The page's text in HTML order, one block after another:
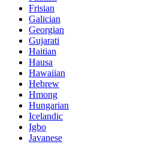
Frisian
Galician
Georgian
Gujarati
Haitian
Hausa
Hawaiian
Hebrew
Hmong
Hungarian
Icelandic
Igbo
Javanese